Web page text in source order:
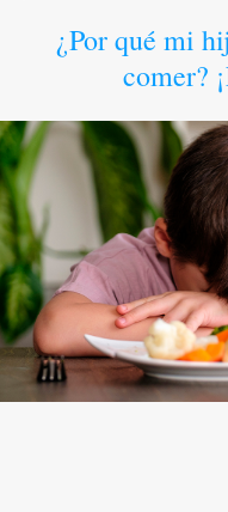
¿Por qué mi
comer?